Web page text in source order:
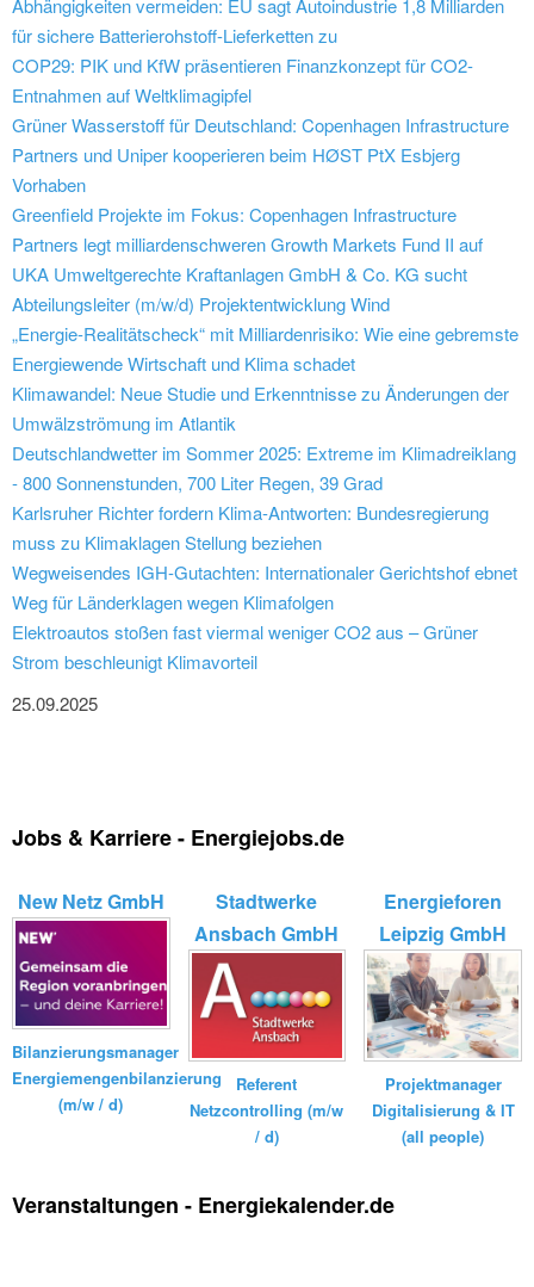
für sichere Batterierohstoff-Lieferketten zu
COP29: PIK und KfW präsentieren Finanzkonzept für CO2-
Entnahmen auf Weltklimagipfel
Grüner Wasserstoff für Deutschland: Copenhagen Infrastructure
Partners und Uniper kooperieren beim HØST PtX Esbjerg
Vorhaben
Greenfield Projekte im Fokus: Copenhagen Infrastructure
Partners legt milliardenschweren Growth Markets Fund II auf
UKA Umweltgerechte Kraftanlagen GmbH & Co. KG sucht
Abteilungsleiter (m/w/d) Projektentwicklung Wind
„Energie-Realitätscheck“ mit Milliardenrisiko: Wie eine gebremste
Energiewende Wirtschaft und Klima schadet
Klimawandel: Neue Studie und Erkenntnisse zu Änderungen der
Umwälzströmung im Atlantik
Deutschlandwetter im Sommer 2025: Extreme im Klimadreiklang
- 800 Sonnenstunden, 700 Liter Regen, 39 Grad
Karlsruher Richter fordern Klima-Antworten: Bundesregierung
muss zu Klimaklagen Stellung beziehen
Wegweisendes IGH-Gutachten: Internationaler Gerichtshof ebnet
Weg für Länderklagen wegen Klimafolgen
Elektroautos stoßen fast viermal weniger CO2 aus – Grüner
Strom beschleunigt Klimavorteil
25.09.2025
Jobs & Karriere - Energiejobs.de
New Netz GmbH
Bilanzierungsmanager
Energiemengenbilanzierung
(m/w / d)
Stadtwerke
Ansbach GmbH
Referent
Netzcontrolling (m/w
/ d)
Energieforen
Leipzig GmbH
Projektmanager
Digitalisierung & IT
(all people)
Veranstaltungen - Energiekalender.de